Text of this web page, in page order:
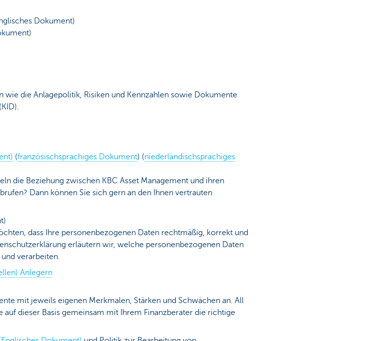
Dokument)
die Anlagepolitik, Risiken und Kennzahlen sowie Dokumente
(französischsprachiges Dokument) (niederländischsprachiges
die Beziehung zwischen KBC Asset Management und ihren
Dann können Sie sich gern an den Ihnen vertrauten
dass Ihre personenbezogenen Daten rechtmäßig, korrekt und
erläutern wir, welche personenbezogenen Daten
verarbeiten.
Anlegern
mit jeweils eigenen Merkmalen, Stärken und Schwächen an. All
auf dieser Basis gemeinsam mit Ihrem Finanzberater die richtige